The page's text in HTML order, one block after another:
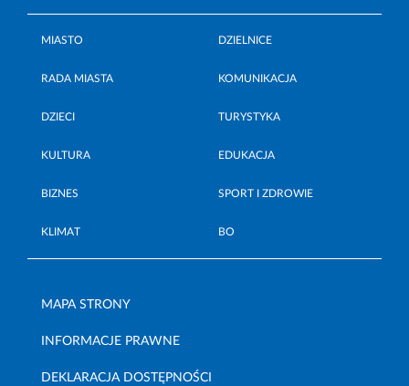
MIASTO DZIELNICE
RADA MIASTA KOMUNIKACJA
DZIECI TURYSTYKA
KULTURA EDUKACJA
BIZNES SPORT I ZDROWIE
KLIMAT BO
MAPA STRONY
INFORMACJE PRAWNE
DEKLARACJA DOSTĘPNOŚCI